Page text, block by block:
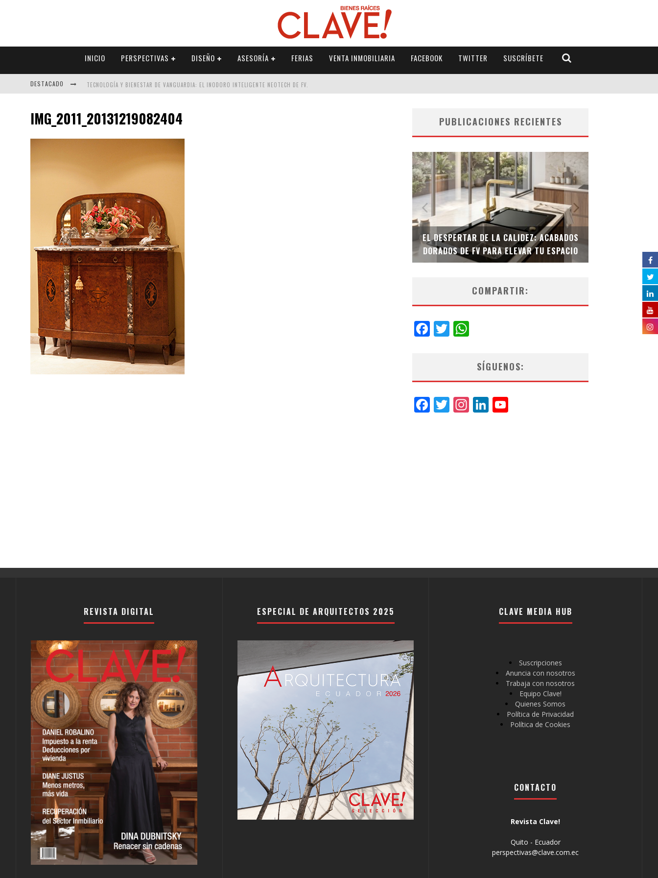
INICIO PERSPECTIVAS DISEÑO ASESORÍA FERIAS VENTA INMOBILIARIA FACEBOOK TWITTER SUSCRÍBETE
DESTACADO TECNOLOGÍA Y BIENESTAR DE VANGUARDIA: EL INODORO INTELIGENTE NEOTECH DE FV.
ALEXANDRA BEDOYA – LA CONSTANCIA DETRÁS DE LA PALETERÍA
IMG_2011_20131219082404 PUBLICACIONES RECIENTES
EL DESPERTAR DE LA CALIDEZ: ACABADOS
DORADOS DE FV PARA ELEVAR TU ESPACIO
EL INODORO
COMPARTIR:
Facebook
Twitter
SÍGUENOS:
Facebook
Twitter
Instagram
LinkedIn
REVISTA DIGITAL ESPECIAL DE ARQUITECTOS 2025 CLAVE MEDIA HUB
Suscripciones
Anuncia con nosotros
Trabaja con nosotros
Equipo Clave!
Quienes Somos
Política de Privacidad
Política de Cookies
CONTACTO
Revista Clave!
Quito - Ecuador
perspectivas@clave.com.ec